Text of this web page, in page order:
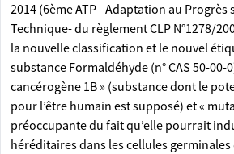
2014 (6ème ATP –Adaptation au
Technique- du règlement CLP N°1278/
la nouvelle classification et le nouvel
substance Formaldéhyde (n° CAS 50-00-
cancérogène 1B » (substance dont le
pour l’être humain est supposé) et «
préoccupante du fait qu’elle pourrait
héréditaires dans les cellules